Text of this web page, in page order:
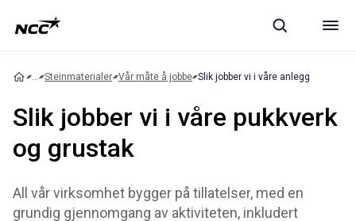
... Steinmaterialer Vår måte å jobbe Slik jobber vi i våre anlegg
Slik jobber vi i våre pukkverk
og grustak
All vår virksomhet bygger på tillatelser, med en
grundig gjennomgang av aktiviteten, inkludert